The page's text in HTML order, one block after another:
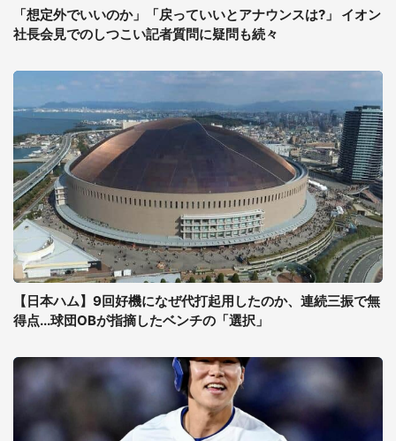
「想定外でいいのか」「戻っていいとアナウンスは?」 イオン
社長会見でのしつこい記者質問に疑問も続々
【日本ハム】9回好機になぜ代打起用したのか、連続三振で無
得点...球団OBが指摘したベンチの「選択」